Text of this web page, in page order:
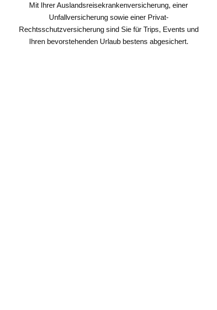
Mit Ihrer Auslandsreisekrankenversicherung, einer
Unfallversicherung sowie einer Privat-
Rechtsschutzversicherung sind Sie für Trips, Events und
Ihren bevorstehenden Urlaub bestens abgesichert.